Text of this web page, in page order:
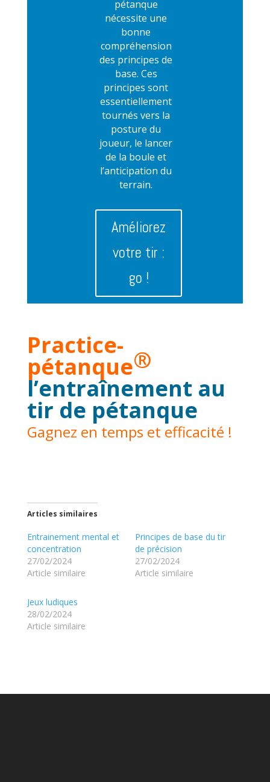
pétanque
nécessite une
bonne
compréhension
des principes de
base. Ces
principes sont
essentiellement
tournés vers la
posture du
joueur, le lancer
de la boule et
l’anticipation du
terrain.
Améliorez
votre tir :
go !
Practice-
pétanque®
l’entraînement au
tir de pétanque
Gagnez en temps et efficacité !
Articles similaires
Entrainement mental et
concentration
27/02/2024
Article similaire
Principes de base du tir
de précision
27/02/2024
Article similaire
Jeux ludiques
28/02/2024
Article similaire